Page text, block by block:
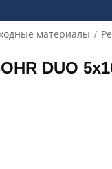
материалы /
DUO